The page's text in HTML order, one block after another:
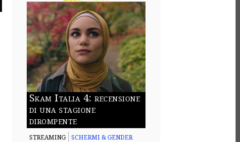
Skam Italia 4: recensione
di una stagione
dirompente
STREAMING SCHERMI & GENDER